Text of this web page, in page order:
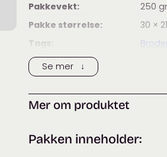
Pakkevekt:
250
Pakke størrelse:
30 ×
Tags:
Kategorier:
Se mer ↓
Mer om produktet
Pakken inneholder: